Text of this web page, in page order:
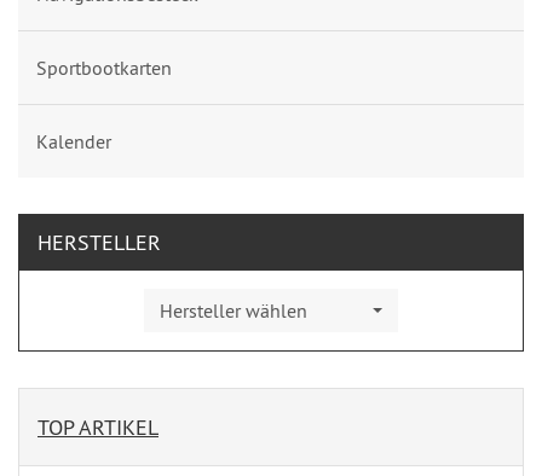
Sportbootkarten
Kalender
HERSTELLER
Hersteller wählen
TOP ARTIKEL